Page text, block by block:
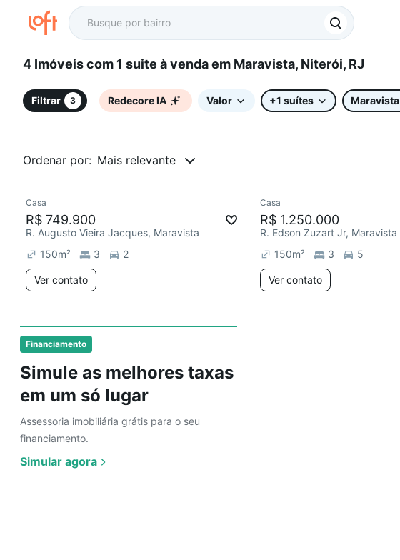
4 Imóveis com 1 suite à venda em Maravista, Niterói, RJ
Filtrar 3 Redecore IA Valor +1 suítes Maravista
Ordenar por: Mais relevante
Financiamento
Simule as melhores taxas
em um só lugar
Assessoria imobiliária grátis para o seu
financiamento.
Simular agora
Casa
R$ 749.900
R. Augusto Vieira Jacques, Maravista
150m² 3 2
Ver contato
Casa
R$ 1.250.000
R. Edson Zuzart Jr, Maravista
150m² 3 5
Ver contato